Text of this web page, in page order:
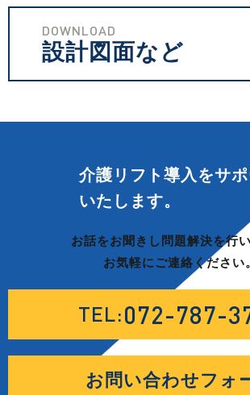
DOWNLOAD
設計図面など
介護リフト導入をサポ
いたします。
お話をお聞きし問題解決を行い
お気軽にご連絡ください
TEL:072-787-
お問い合わせフォ